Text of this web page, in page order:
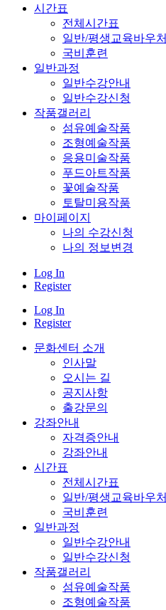
시간표
전체시간표
일반/평생교육바우처
국비훈련
일반과정
일반수강안내
일반수강신청
작품갤러리
섬유예술작품
조형예술작품
응용미술작품
푸드아트작품
꽃예술작품
토탈미용작품
마이페이지
나의 수강신청
나의 정보변경
Log In
Register
Log In
Register
문화센터 소개
인사말
오시는 길
공지사항
출강문의
강좌안내
자격증안내
강좌안내
시간표
전체시간표
일반/평생교육바우처
국비훈련
일반과정
일반수강안내
일반수강신청
작품갤러리
섬유예술작품
조형예술작품